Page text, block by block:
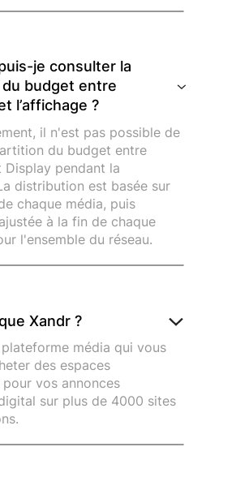
je consulter la
budget entre
l’affichage ?
il n'est pas possible de
du budget entre
Display pendant la
distribution est basée sur
chaque média, puis
à la fin de chaque
l'ensemble du réseau.
Xandr ?
média qui vous
des espaces
vos annonces
sur plus de 4000 sites